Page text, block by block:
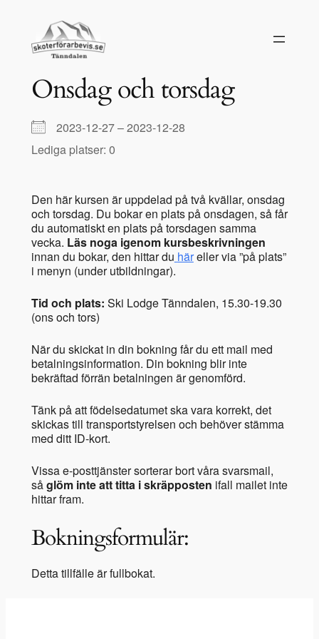
innehåll
Onsdag och torsdag
2023-12-27 – 2023-12-28
Lediga platser: 0
Den här kursen är uppdelad på två kvällar, onsdag
och torsdag. Du bokar en plats på onsdagen, så får
du automatiskt en plats på torsdagen samma
vecka. Läs noga igenom kursbeskrivningen
innan du bokar, den hittar du häreller via ”på plats”
i menyn (under utbildningar).
Tid och plats: Ski Lodge Tänndalen, 15.30-19.30
(ons och tors)
När du skickat in din bokning får du ett mail med
betalningsinformation. Din bokning blir inte
bekräftad förrän betalningen är genomförd.
Tänk på att födelsedatumet ska vara korrekt, det
skickas till transportstyrelsen och behöver stämma
med ditt ID-kort.
Vissa e-posttjänster sorterar bort våra svarsmail,
såglöm inte att titta i skräpposten ifall mailet inte
hittar fram.
Bokningsformulär:
Detta tillfälle är fullbokat.